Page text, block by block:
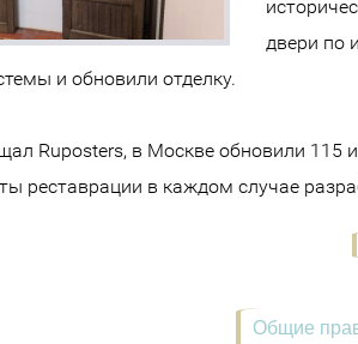
двери по
и обновили отделку.
Ruposters, в Москве обновили 115
реставрации в каждом случае
Общие